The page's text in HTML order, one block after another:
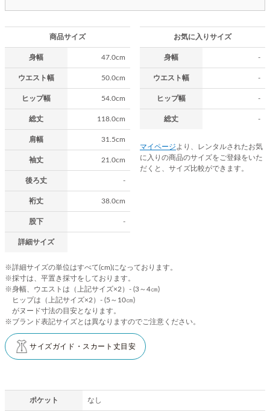
商品サイズ
身幅 47.0cm
ウエスト幅 50.0cm
ヒップ幅 54.0cm
総丈 118.0cm
肩幅 31.5cm
袖丈 21.0cm
後ろ丈 -
裄丈 38.0cm
股下 -
詳細サイズ
お気に入りサイズ
身幅 -
ウエスト幅 -
ヒップ幅 -
総丈 -
マイページ より、レンタルされたお気
に入りの商品のサイズをご登録をいた
だくと、サイズ比較ができます。
※詳細サイズの単位はすべて(cm)になっております。
※採寸は、平置き採寸をしております。
※身幅、ウエストは（上記サイズ×2）- (3～4㎝)
ヒップは（上記サイズ×2）- (5～10㎝)
がヌード寸法の目安となります。
※ブランド表記サイズとは異なりますのでご注意ください。
サイズガイド・スカート丈目安
ポケット なし